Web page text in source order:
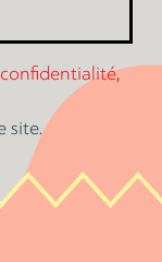
,
site.